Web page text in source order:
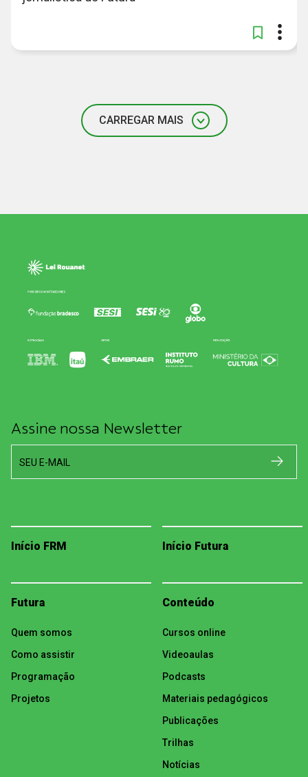
CARREGAR MAIS
Assine nossa Newsletter
SEU E-MAIL
Início FRM Início Futura
Futura
Quem somos
Como assistir
Programação
Projetos
Conteúdo
Cursos online
Videoaulas
Podcasts
Materiais pedagógicos
Publicações
Trilhas
Notícias